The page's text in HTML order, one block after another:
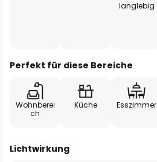
langlebig
Perfekt für diese Bereiche
Wohnberei
ch
Küche Esszimmer
Lichtwirkung